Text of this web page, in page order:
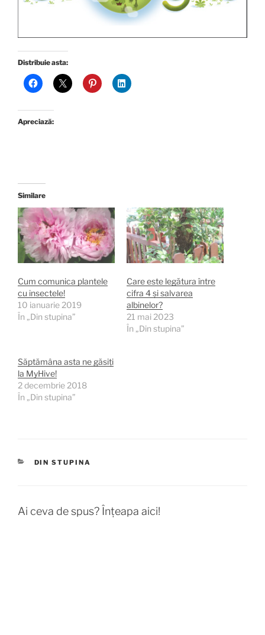
Distribuie asta:
Apreciază:
Similare
Cum comunica plantele
cu insectele!
10 ianuarie 2019
În „Din stupina”
Care este legătura între
cifra 4 și salvarea
albinelor?
21 mai 2023
În „Din stupina”
Săptămâna asta ne găsiți
la MyHive!
2 decembrie 2018
În „Din stupina”
CATEGORII
DIN STUPINA
Ai ceva de spus? Înțeapa aici!